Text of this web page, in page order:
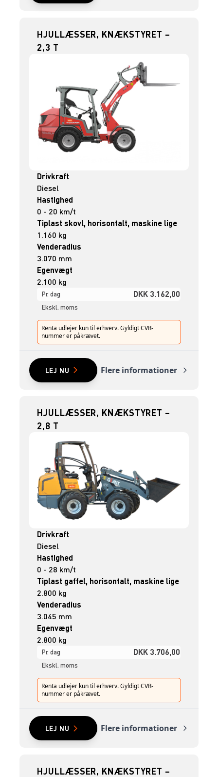
HJULLÆSSER, KNÆKSTYRET –
2,3 T
Drivkraft
Diesel
Hastighed
0 - 20 km/t
Tiplast skovl, horisontalt, maskine lige
1.160 kg
Venderadius
3.070 mm
Egenvægt
2.100 kg
Pr. dag DKK 3.162,00
Ekskl. moms
Renta udlejer kun til erhverv. Gyldigt CVR-
nummer er påkrævet.
LEJ NU Flere informationer
HJULLÆSSER, KNÆKSTYRET –
2,8 T
Drivkraft
Diesel
Hastighed
0 - 28 km/t
Tiplast gaffel, horisontalt, maskine lige
2.800 kg
Venderadius
3.045 mm
Egenvægt
2.800 kg
Pr. dag DKK 3.706,00
Ekskl. moms
Renta udlejer kun til erhverv. Gyldigt CVR-
nummer er påkrævet.
LEJ NU Flere informationer
HJULLÆSSER, KNÆKSTYRET –